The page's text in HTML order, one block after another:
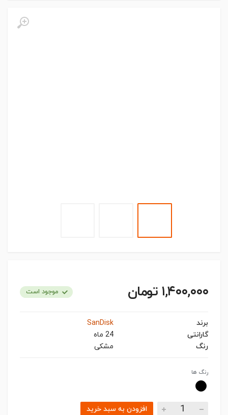
۱,۴۰۰,۰۰۰ تومان موجود است
برند
SanDisk
گارانتی
24 ماه
رنگ
مشکی
رنگ ها
افزودن به سبد خرید